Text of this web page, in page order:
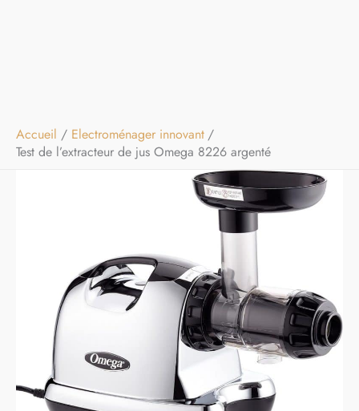
Accueil
Electroménager innovant
Test de l’extracteur de jus Omega 8226 argenté